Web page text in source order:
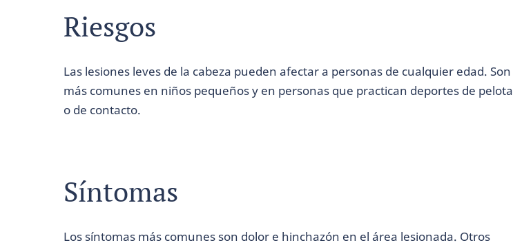
Riesgos
Las lesiones leves de la cabeza pueden afectar a personas de cualquier edad. Son
más comunes en niños pequeños y en personas que practican deportes de pelota
o de contacto.
Síntomas
Los síntomas más comunes son dolor e hinchazón en el área lesionada. Otros